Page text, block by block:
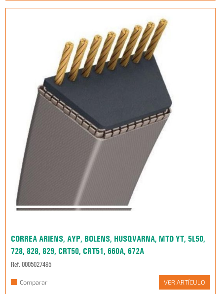
CORREA ARIENS, AYP, BOLENS, HUSQVARNA, MTD YT, 5L50,
728, 828, 829, CRT50, CRT51, 660A, 672A
Ref. 0005027495
Comparar VER ARTÍCULO